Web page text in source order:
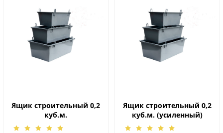
Ящик строительный 0,2
куб.м.
Ящик строительный 0,2
куб.м. (усиленный)